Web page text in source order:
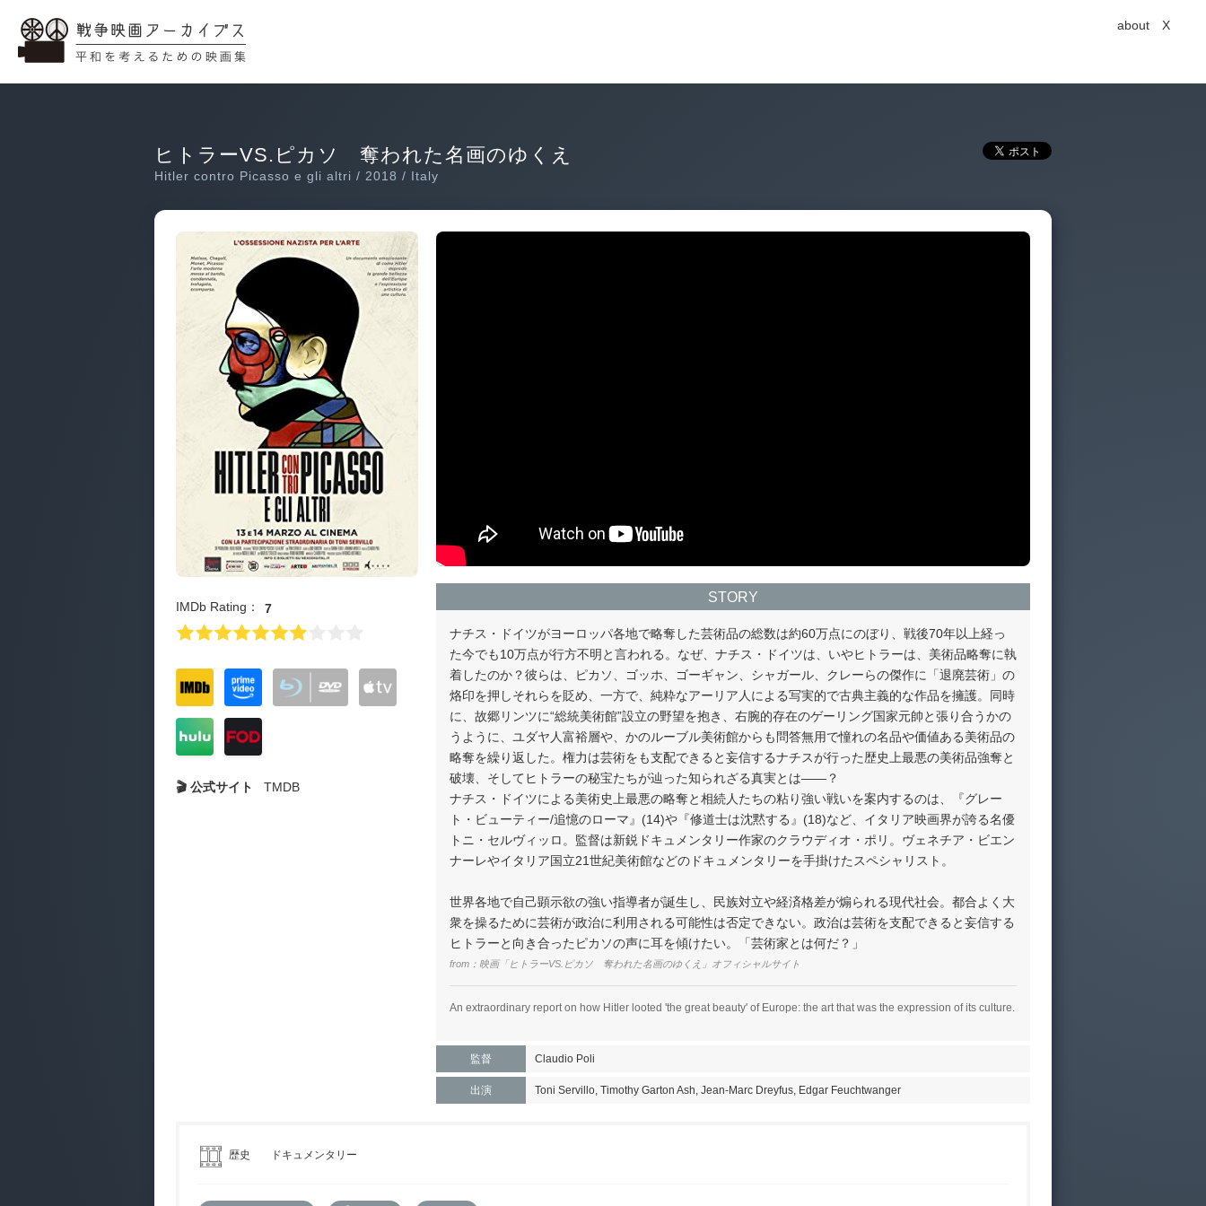
about X
ヒトラーVS.ピカソ 奪われた名画のゆくえ
Hitler contro Picasso e gli altri / 2018 / Italy
IMDb Rating： 7
🎬 公式サイト TMDB
STORY
ナチス・ドイツがヨーロッパ各地で略奪した芸術品の総数は約60万点にのぼり、戦後70年以上経っ
た今でも10万点が行方不明と言われる。なぜ、ナチス・ドイツは、いやヒトラーは、美術品略奪に執
着したのか？彼らは、ピカソ、ゴッホ、ゴーギャン、シャガール、クレーらの傑作に「退廃芸術」の
烙印を押しそれらを貶め、一方で、純粋なアーリア人による写実的で古典主義的な作品を擁護。同時
に、故郷リンツに“総統美術館”設立の野望を抱き、右腕的存在のゲーリング国家元帥と張り合うかの
うように、ユダヤ人富裕層や、かのルーブル美術館からも問答無用で憧れの名品や価値ある美術品の
略奪を繰り返した。権力は芸術をも支配できると妄信するナチスが行った歴史上最悪の美術品強奪と
破壊、そしてヒトラーの秘宝たちが辿った知られざる真実とは――？
ナチス・ドイツによる美術史上最悪の略奪と相続人たちの粘り強い戦いを案内するのは、『グレー
ト・ビューティー/追憶のローマ』(14)や『修道士は沈黙する』(18)など、イタリア映画界が誇る名優
トニ・セルヴィッロ。監督は新鋭ドキュメンタリー作家のクラウディオ・ポリ。ヴェネチア・ビエン
ナーレやイタリア国立21世紀美術館などのドキュメンタリーを手掛けたスペシャリスト。
世界各地で自己顕示欲の強い指導者が誕生し、民族対立や経済格差が煽られる現代社会。都合よく大
衆を操るために芸術が政治に利用される可能性は否定できない。政治は芸術を支配できると妄信する
ヒトラーと向き合ったピカソの声に耳を傾けたい。「芸術家とは何だ？」
from： 映画「ヒトラーVS.ピカソ 奪われた名画のゆくえ」オフィシャルサイト
An extraordinary report on how Hitler looted 'the great beauty' of Europe: the art that was the expression of its culture.
監督 Claudio Poli
出演 Toni Servillo, Timothy Garton Ash, Jean-Marc Dreyfus, Edgar Feuchtwanger
歴史 ドキュメンタリー